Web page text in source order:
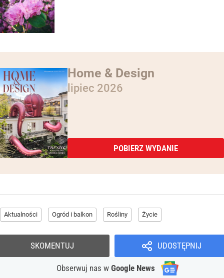
Home & Design
lipiec 2026
POBIERZ WYDANIE
Aktualności Ogród i balkon Rośliny Życie
UDOSTĘPNIJ
Obserwuj nas w Google News
SKOMENTUJ